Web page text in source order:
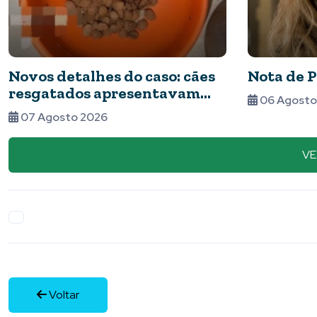
Nota de Pesar
06 Agosto 2026
Vem
maior
de
Voltar